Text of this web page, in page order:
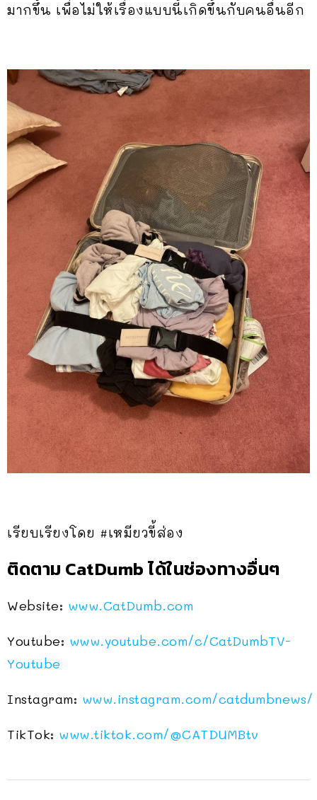
มากขึ้น เพื่อไม่ให้เรื่องแบบนี้เกิดขึ้นกับคนอื่นอีก
เรียบเรียงโดย #เหมียวขี้ส่อง
ติดตาม CatDumb ได้ในช่องทางอื่นๆ
Website: www.CatDumb.com
Youtube: www.youtube.com/c/CatDumbTV-
Youtube
Instagram: www.instagram.com/catdumbnews/
TikTok: www.tiktok.com/@CATDUMBtv